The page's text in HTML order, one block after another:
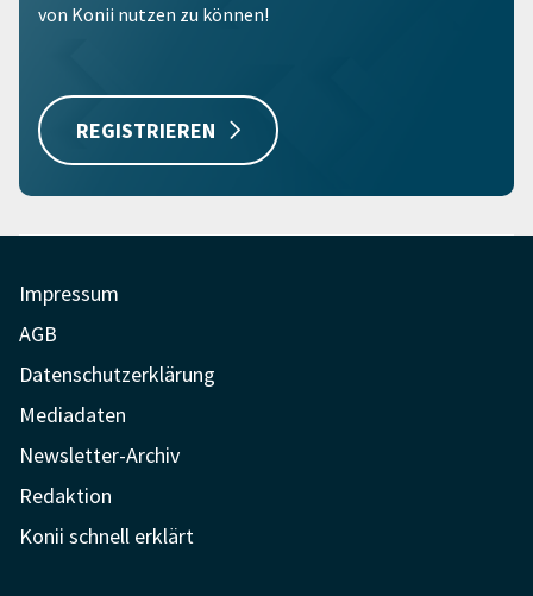
von Konii nutzen zu können!
REGISTRIEREN
Impressum
AGB
Datenschutzerklärung
Mediadaten
Newsletter-Archiv
Redaktion
Konii schnell erklärt